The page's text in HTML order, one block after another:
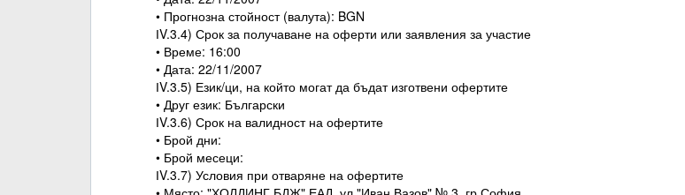
• Прогнозна стойност (валута): BGN
ІV.3.4) Срок за получаване на оферти или заявления за участие
• Време: 16:00
• Дата: 22/11/2007
ІV.3.5) Език/ци, на който могат да бъдат изготвени офертите
• Друг език: Български
ІV.3.6) Срок на валидност на офертите
• Брой дни:
• Брой месеци:
ІV.3.7) Условия при отваряне на офертите